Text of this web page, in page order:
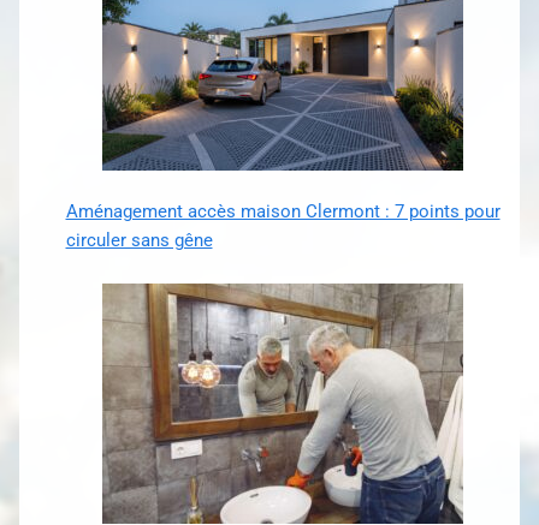
Aménagement accès maison Clermont : 7 points pour
circuler sans gêne